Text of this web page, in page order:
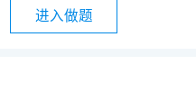
进入做题